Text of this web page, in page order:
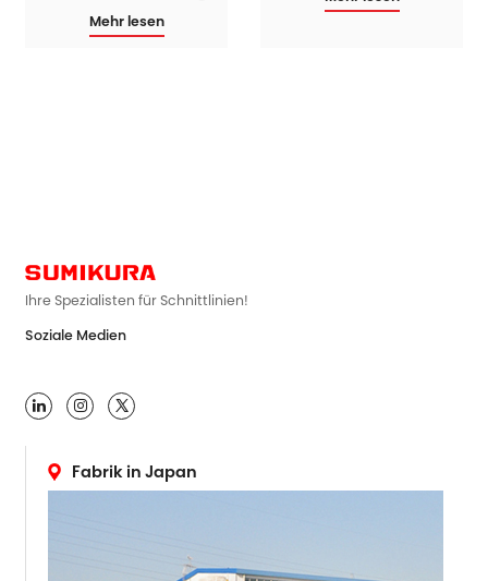
Mehr lesen
Ihre Spezialisten für Schnittlinien!
Soziale Medien

Fabrik in Japan